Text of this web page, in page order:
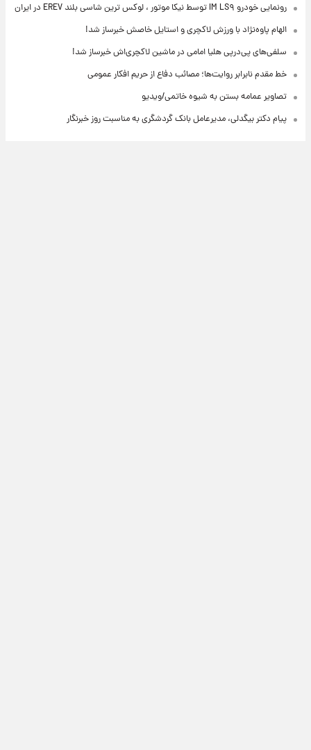
رونمایی خودرو IM LS۹ توسط نیکا موتور ، لوکس ترین شاسی بلند EREV در ایران
الهام پاوه‌نژاد با ورزش لاکچری و استایل خاصش خبرساز شد!
سلفی‌های پی‌درپی هلیا امامی در ماشین لاکچری‌اش خبرساز شد!
خط مقدم نابرابر روایت‌ها؛ مصائب دفاع از حریم افکار عمومی
تصاویر عمامه بستن به شیوه خاتمی/ویدیو
پیام دکتر بیگدلی، مدیرعامل بانک گردشگری به مناسبت روز خبرنگار